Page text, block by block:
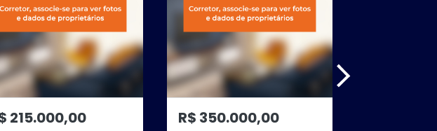
215.000,00 R$ 350.000,00